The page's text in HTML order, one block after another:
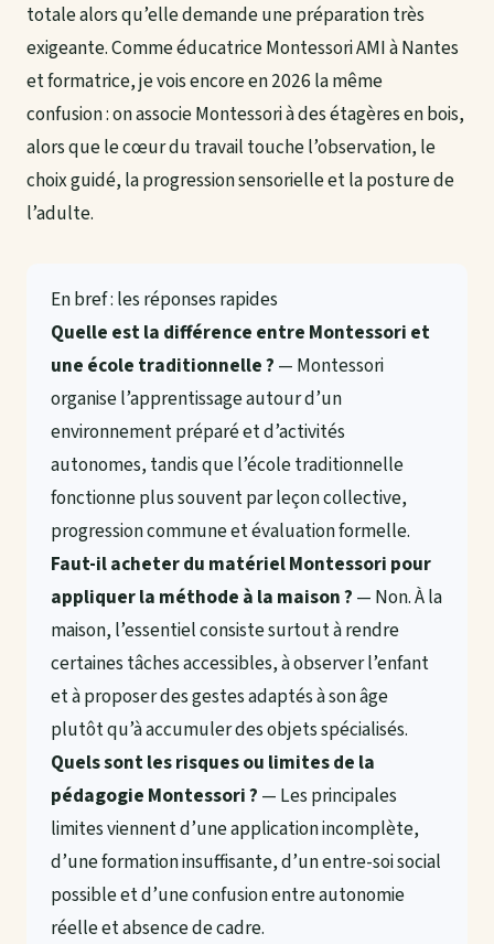
totale alors qu’elle demande une préparation très
exigeante. Comme éducatrice Montessori AMI à Nantes
et formatrice, je vois encore en 2026 la même
confusion : on associe Montessori à des étagères en bois,
alors que le cœur du travail touche l’observation, le
choix guidé, la progression sensorielle et la posture de
l’adulte.
En bref : les réponses rapides
Quelle est la différence entre Montessori et
une école traditionnelle ? — Montessori
organise l’apprentissage autour d’un
environnement préparé et d’activités
autonomes, tandis que l’école traditionnelle
fonctionne plus souvent par leçon collective,
progression commune et évaluation formelle.
Faut-il acheter du matériel Montessori pour
appliquer la méthode à la maison ? — Non. À la
maison, l’essentiel consiste surtout à rendre
certaines tâches accessibles, à observer l’enfant
et à proposer des gestes adaptés à son âge
plutôt qu’à accumuler des objets spécialisés.
Quels sont les risques ou limites de la
pédagogie Montessori ? — Les principales
limites viennent d’une application incomplète,
d’une formation insuffisante, d’un entre-soi social
possible et d’une confusion entre autonomie
réelle et absence de cadre.